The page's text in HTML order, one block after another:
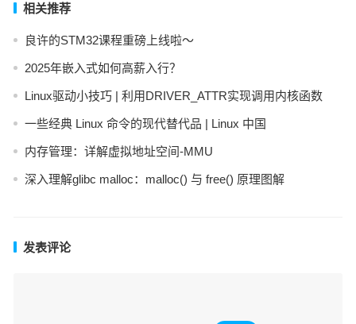
相关推荐
良许的STM32课程重磅上线啦～
2025年嵌入式如何高薪入行？
Linux驱动小技巧 | 利用DRIVER_ATTR实现调用内核函数
一些经典 Linux 命令的现代替代品 | Linux 中国
内存管理：详解虚拟地址空间-MMU
深入理解glibc malloc：malloc() 与 free() 原理图解
发表评论